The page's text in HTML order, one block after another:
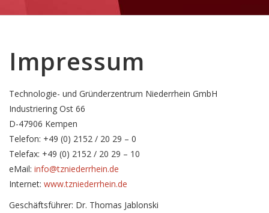
Impressum
Technologie- und Gründerzentrum Niederrhein GmbH
Industriering Ost 66
D-47906 Kempen
Telefon: +49 (0) 2152 / 20 29 – 0
Telefax: +49 (0) 2152 / 20 29 – 10
eMail: info@tzniederrhein.de
Internet: www.tzniederrhein.de
Geschäftsführer: Dr. Thomas Jablonski